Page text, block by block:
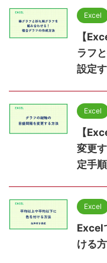
Excel
【
ラフ
設定
Excel
【
変更
定手順
Excel
Excel
ける